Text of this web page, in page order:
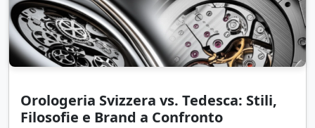
Orologeria Svizzera vs. Tedesca: Stili,
Filosofie e Brand a Confronto